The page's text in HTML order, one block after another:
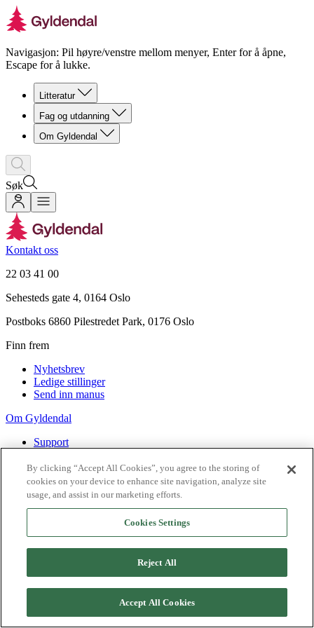
Navigasjon: Pil høyre/venstre mellom menyer, Enter for å åpne,
Escape for å lukke.
Litteratur
Fag og utdanning
Om Gyldendal
Søk
Kontakt oss
22 03 41 00
Sehesteds gate 4, 0164 Oslo
Postboks 6860 Pilestredet Park, 0176 Oslo
Finn frem
Nyhetsbrev
Ledige stillinger
Send inn manus
Om Gyldendal
Support
Agency
2026Gyldendal
Personvernerklæringer
Informasjonskapsler
By clicking “Accept All Cookies”, you agree to the storing of
cookies on your device to enhance site navigation, analyze site
usage, and assist in our marketing efforts.
Cookies Settings
Reject All
Accept All Cookies